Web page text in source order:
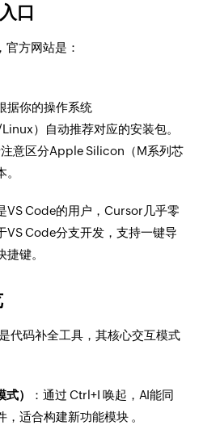
口
方网站是：
据你的操作系统
）自动推荐对应的安装包。
意区分Apple Silicon（M系列芯
VS Code的用户，Cursor几乎零
VS Code分支开发，支持一键导
捷键。
代码补全工具，其核心交互模式
） ：通过Ctrl+I 唤起，AI能同
适合构建新功能模块 。